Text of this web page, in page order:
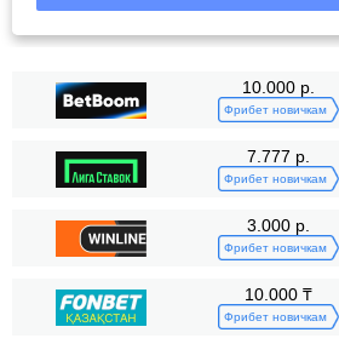
10.000 р.
Фрибет новичкам
7.777 р.
Фрибет новичкам
3.000 р.
Фрибет новичкам
10.000 ₸
Фрибет новичкам